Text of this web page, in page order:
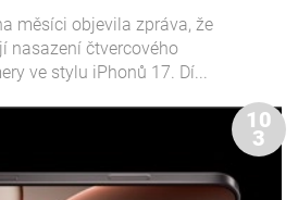
měsíci objevila zpráva, že
nasazení čtvercového
ve stylu iPhonů 17. Dí...
10
3